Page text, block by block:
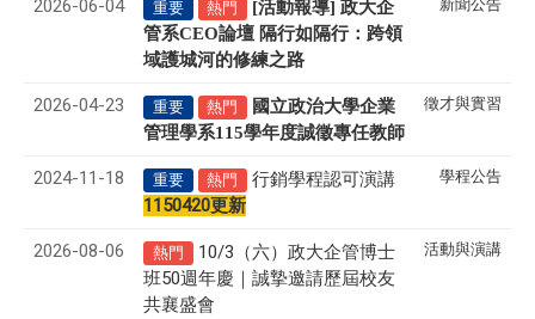
2026-06-04 重要 熱門
[活動報導] 政大企
管系CEO論壇 隔行如隔行：跨領
域護城河的修練之路
新聞公告
2026-04-23 重要 熱門
國立政治大學企業
管理學系115學年度誠徵專任教師
徵才與實習
2024-11-18 重要 熱門
行銷學程認可演講
1150420更新
學程公告
2026-08-06 熱門
10/3（六）政大企管博士
班50週年慶｜誠摯邀請歷屆校友
共襄盛會
活動與演講